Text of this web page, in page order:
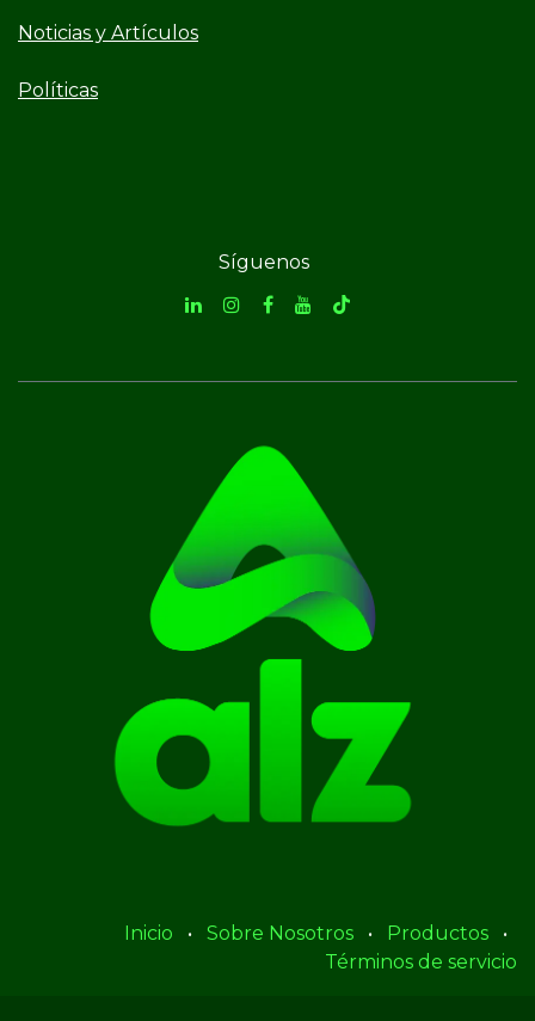
Noticias y Artículos
Políticas
Síguenos
Inicio • Sobre Nosotros • Productos
•
Términos de servicio